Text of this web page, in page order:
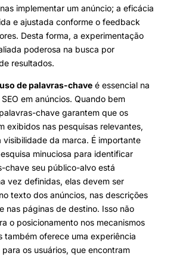
implementar um anúncio; a eficácia
e ajustada conforme o feedback
Desta forma, a experimentação
poderosa na busca por
resultados.
uso de palavras-chave é essencial na
em anúncios. Quando bem
chave garantem que os
exibidos nas pesquisas relevantes,
visibilidade da marca. É importante
minuciosa para identificar
chave seu público-alvo está
vez definidas, elas devem ser
texto dos anúncios, nas descrições
nas páginas de destino. Isso não
o posicionamento nos mecanismos
também oferece uma experiência
os usuários, que encontram